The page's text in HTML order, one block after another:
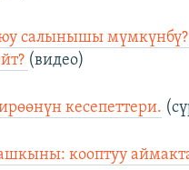
салынышы
(видео)
кесепеттери.
кооптуу